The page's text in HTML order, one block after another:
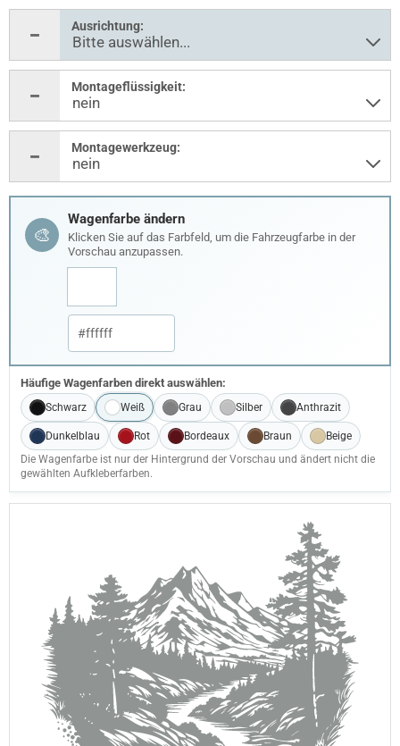
Ausrichtung:
Montageflüssigkeit:
Montagewerkzeug:
🎨
Wagenfarbe ändern
Klicken Sie auf das Farbfeld, um die Fahrzeugfarbe in der
Vorschau anzupassen.
Häufige Wagenfarben direkt auswählen:
Schwarz Weiß Grau Silber Anthrazit
Dunkelblau Rot Bordeaux Braun
Beige
Die Wagenfarbe ist nur der Hintergrund der Vorschau und ändert nicht die
gewählten Aufkleberfarben.